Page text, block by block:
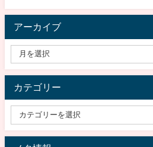
アーカイブ
カテゴリー